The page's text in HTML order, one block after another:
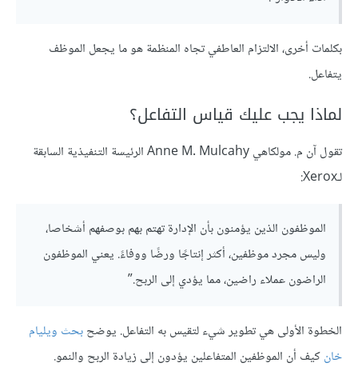
بكلمات أخرى، الالتزام العاطفي تجاه المنظمة هو ما يجعل الموظف
يتفاعل.
لماذا يجب عليك قياس التفاعل؟
تقول آن م. مولكاهي Anne M. Mulcahy الرئيسة التنفيذية السابقة
لـXerox:
الموظفون الذين يؤمنون بأن الإدارة تهتم بهم بوصفهم أشخاصا،
وليس مجرد موظفين، أكثر إنتاجًا ورضًا ووفاءً. يعني الموظفون
الراضون عملاء راضين، مما يؤدي إلى الربح.”
الخطوة الأولى هي تطوير شيء لتقيس به التفاعل. يوضحبحث ويليام
خانكيف أن الموظفين المتفاعلين يؤدون إلى زيادة الربح والنمو.